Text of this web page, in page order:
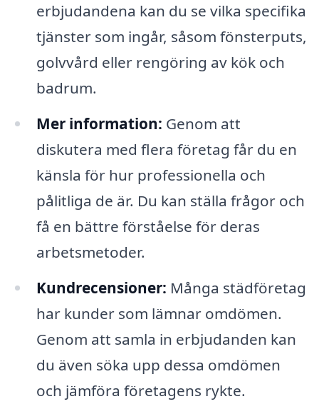
erbjudandena kan du se vilka specifika
tjänster som ingår, såsom fönsterputs,
golvvård eller rengöring av kök och
badrum.
Mer information: Genom att
diskutera med flera företag får du en
känsla för hur professionella och
pålitliga de är. Du kan ställa frågor och
få en bättre förståelse för deras
arbetsmetoder.
Kundrecensioner: Många städföretag
har kunder som lämnar omdömen.
Genom att samla in erbjudanden kan
du även söka upp dessa omdömen
och jämföra företagens rykte.